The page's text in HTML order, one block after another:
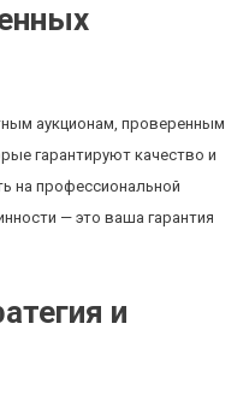
аукционам, проверенным
гарантируют качество и
на профессиональной
— это ваша гарантия
и